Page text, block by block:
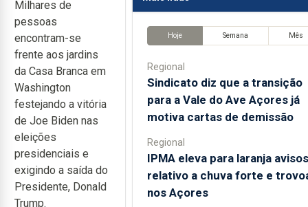
Milhares de
pessoas
encontram-se
frente aos jardins
da Casa Branca em
Washington
festejando a vitória
de Joe Biden nas
eleições
presidenciais e
exigindo a saída do
Presidente, Donald
Trump.
Hoje Semana Mês
Regional
Sindicato diz que a transição
para a Vale do Ave Açores já
motiva cartas de demissão
Regional
IPMA eleva para laranja avisos
relativo a chuva forte e
nos Açores